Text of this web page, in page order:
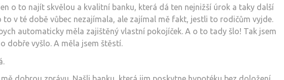
o to najít skvělou a kvalitní banku, která dá ten nejnižší úrok a taky další
to v té době vůbec nezajímala, ale zajímal mě fakt, jestli to rodičům vyjde.
automaticky měla zajištěný vlastní pokojíček. A o to tady šlo! Tak jsem
dobře vyšlo. A měla jsem štěstí.